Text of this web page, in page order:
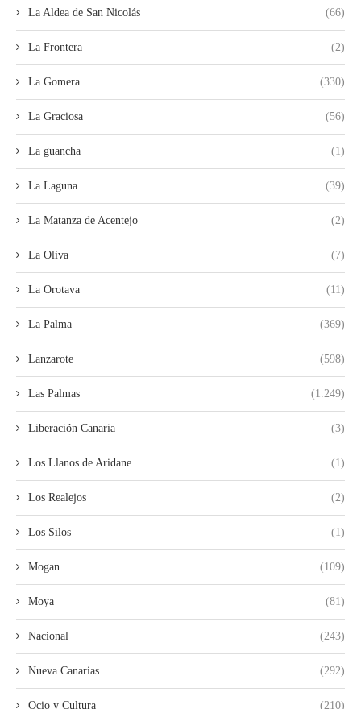
La Aldea de San Nicolás (66)
La Frontera (2)
La Gomera (330)
La Graciosa (56)
La guancha (1)
La Laguna (39)
La Matanza de Acentejo (2)
La Oliva (7)
La Orotava (11)
La Palma (369)
Lanzarote (598)
Las Palmas (1.249)
Liberación Canaria (3)
Los Llanos de Aridane. (1)
Los Realejos (2)
Los Silos (1)
Mogan (109)
Moya (81)
Nacional (243)
Nueva Canarias (292)
Ocio y Cultura (210)